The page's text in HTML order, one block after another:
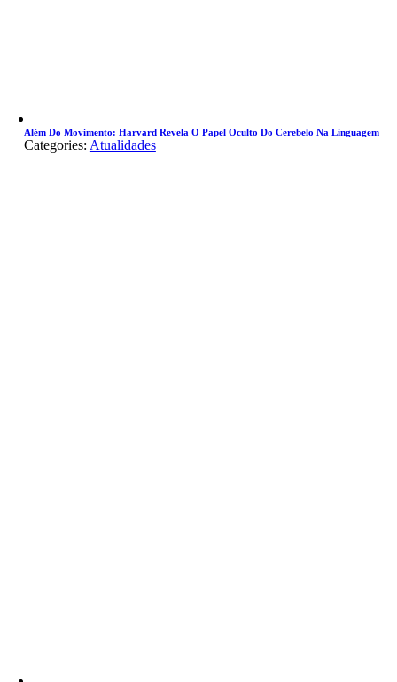
Além Do Movimento: Harvard Revela O Papel Oculto Do Cerebelo Na Linguagem
Categories: Atualidades